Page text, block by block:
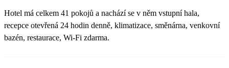
Hotel má celkem 41 pokojů a nachází se v něm vstupní hala,
recepce otevřená 24 hodin denně, klimatizace, směnárna, venkovní
bazén, restaurace, Wi-Fi zdarma.